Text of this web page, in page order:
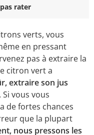
rater
verts, vous
en pressant
pas à extraire la
citron vert a
extraire son jus
. Si vous vous
de fortes chances
que la plupart
nous pressons les